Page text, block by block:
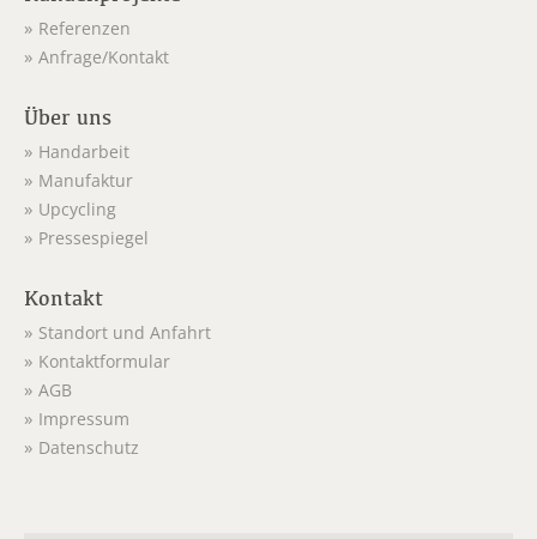
Referenzen
Anfrage/Kontakt
Über uns
Handarbeit
Manufaktur
Upcycling
Pressespiegel
Kontakt
Standort und Anfahrt
Kontaktformular
AGB
Impressum
Datenschutz